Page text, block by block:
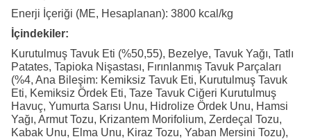
Enerji İçeriği (ME, Hesaplanan): 3800 kcal/kg
İçindekiler:
Kurutulmuş Tavuk Eti (%50,55), Bezelye, Tavuk Yağı, Tatlı
Patates, Tapioka Nişastası, Fırınlanmış Tavuk Parçaları
(%4, Ana Bileşim: Kemiksiz Tavuk Eti, Kurutulmuş Tavuk
Eti, Kemiksiz Ördek Eti, Taze Tavuk Ciğeri Kurutulmuş
Havuç, Yumurta Sarısı Unu, Hidrolize Ördek Unu, Hamsi
Yağı, Armut Tozu, Krizantem Morifolium, Zerdeçal Tozu,
Kabak Unu, Elma Unu, Kiraz Tozu, Yaban Mersini Tozu),